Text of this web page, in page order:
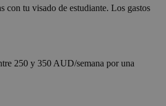
con tu visado de estudiante. Los gastos
250 y 350 AUD/semana por una